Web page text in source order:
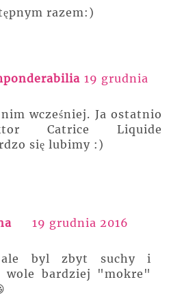
razem:)
19 grudnia
nim wcześniej. Ja ostatnio
Catrice Liquide
się lubimy :)
19 grudnia 2016
byl zbyt suchy i
wole bardziej "mokre"